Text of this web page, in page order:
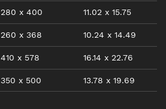
280 x 400 11.02 x 15.75
260 x 368 10.24 x 14.49
410 x 578 16.14 x 22.76
350 x 500 13.78 x 19.69